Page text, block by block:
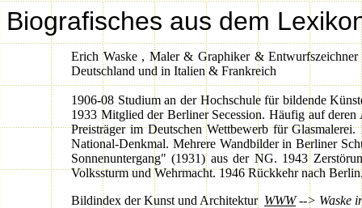
Biografisches aus dem
Erich Waske , Maler & Graphiker &
Deutschland und in Italien & Frankreich
1906-08 Studium an der Hochschule für bildende
1933 Mitglied der Berliner Secession. Häufig auf
Preisträger im Deutschen Wettbewerb für
National-Denkmal. Mehrere Wandbilder in Berliner
Sonnenuntergang" (1931) aus der NG. 1943
Volkssturm und Wehrmacht. 1946 Rückkehr nach
Bildindex der Kunst und Architektur WWW--> Waske